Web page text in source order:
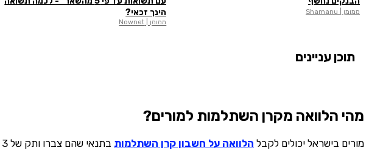
ממומן | Shamanu
הינך זכאי?
ממומן | Nownet
תוכן עניינים
מהי הלוואה מקרן השתלמות למורים?
מורים בישראל יכולים לקבל הלוואה על חשבון קרן השתלמות